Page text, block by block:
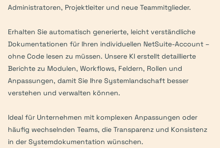
Administratoren, Projektleiter und neue Teammitglieder.
Erhalten Sie automatisch generierte, leicht verständliche
Dokumentationen für Ihren individuellen NetSuite-Account –
ohne Code lesen zu müssen. Unsere KI erstellt detaillierte
Berichte zu Modulen, Workflows, Feldern, Rollen und
Anpassungen, damit Sie Ihre Systemlandschaft besser
verstehen und verwalten können.
Ideal für Unternehmen mit komplexen Anpassungen oder
häufig wechselnden Teams, die Transparenz und Konsistenz
in der Systemdokumentation wünschen.